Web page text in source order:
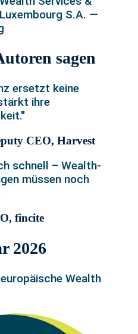
S.A. —
sagen
ersetzt keine
ihre
CEO, Harvest
schnell – Wealth-
müssen noch
fincite
2026
Wealth